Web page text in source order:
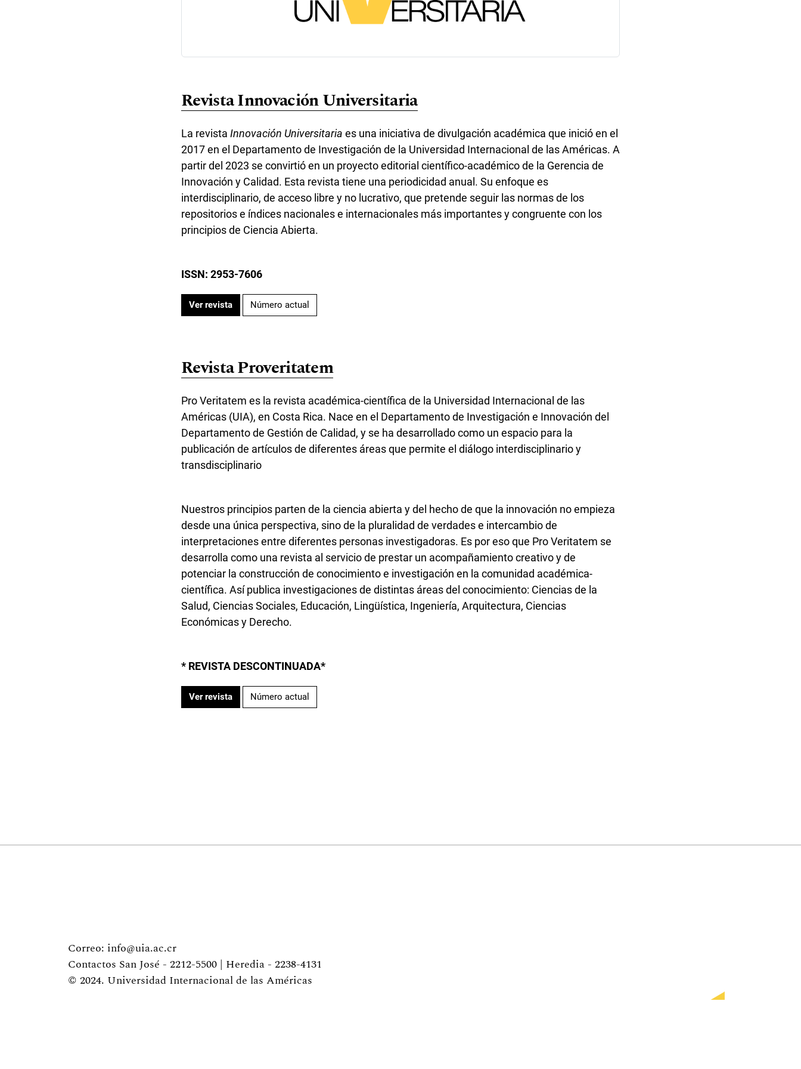
Revista Innovación Universitaria
La revista Innovación Universitaria es una iniciativa de divulgación académica que inició en el
2017 en el Departamento de Investigación de la Universidad Internacional de las Américas. A
partir del 2023 se convirtió en un proyecto editorial científico-académico de la Gerencia de
Innovación y Calidad. Esta revista tiene una periodicidad anual. Su enfoque es
interdisciplinario, de acceso libre y no lucrativo, que pretende seguir las normas de los
repositorios e índices nacionales e internacionales más importantes y congruente con los
principios de Ciencia Abierta.
ISSN: 2953-7606
Ver revista Número actual
Revista Proveritatem
Pro Veritatem es la revista académica-científica de la Universidad Internacional de las
Américas (UIA), en Costa Rica. Nace en el Departamento de Investigación e Innovación del
Departamento de Gestión de Calidad, y se ha desarrollado como un espacio para la
publicación de artículos de diferentes áreas que permite el diálogo interdisciplinario y
transdisciplinario
Nuestros principios parten de la ciencia abierta y del hecho de que la innovación no empieza
desde una única perspectiva, sino de la pluralidad de verdades e intercambio de
interpretaciones entre diferentes personas investigadoras. Es por eso que Pro Veritatem se
desarrolla como una revista al servicio de prestar un acompañamiento creativo y de
potenciar la construcción de conocimiento e investigación en la comunidad académica-
científica. Así publica investigaciones de distintas áreas del conocimiento: Ciencias de la
Salud, Ciencias Sociales, Educación, Lingüística, Ingeniería, Arquitectura, Ciencias
Económicas y Derecho.
* REVISTA DESCONTINUADA*
Ver revista Número actual
Correo: info@uia.ac.cr
Contactos San José - 2212-5500 | Heredia - 2238-4131
© 2024. Universidad Internacional de las Américas